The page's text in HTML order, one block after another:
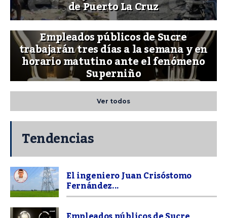
de Puerto La Cruz
Empleados públicos de Sucre
trabajarán tres días a la semana y en
horario matutino ante el fenómeno
Superniño
Ver todos
Tendencias
El ingeniero Juan Crisóstomo
Fernández...